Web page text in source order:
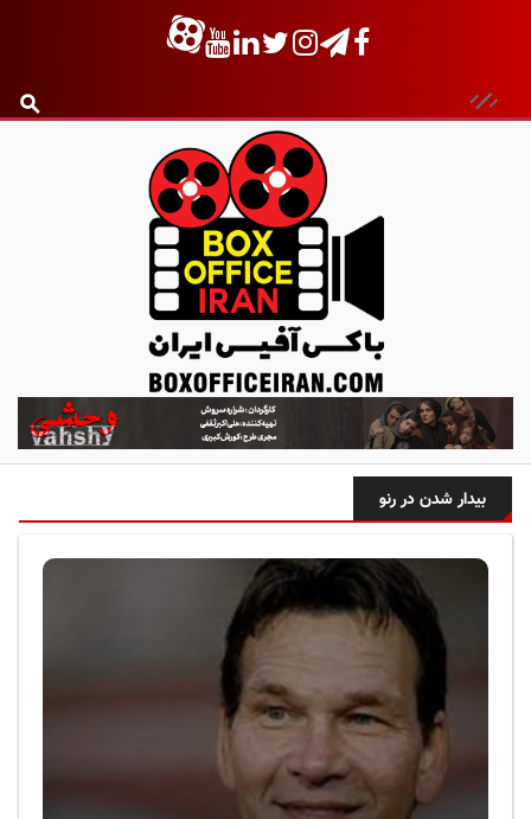
ب
ا
ک
س
آ
ی
س
ا
ا
ن
بیدار شدن در رنو